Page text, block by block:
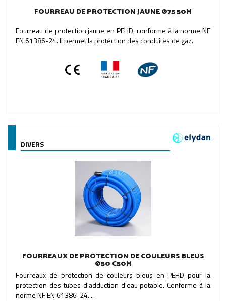
FOURREAU DE PROTECTION JAUNE Ø75 50M
Fourreau de protection jaune en PEHD, conforme à la norme NF
EN 61386-24. Il permet la protection des conduites de gaz.
DIVERS
FOURREAUX DE PROTECTION DE COULEURS BLEUS
Ø50 C50M
Fourreaux de protection de couleurs bleus en PEHD pour la
protection des tubes d'adduction d'eau potable. Conforme à la
norme NF EN 61386-24....